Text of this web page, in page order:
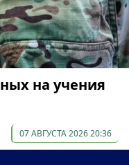
на учения
07 АВГУСТА 2026 20:36